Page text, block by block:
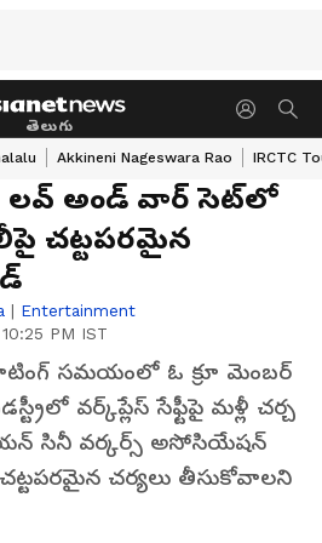
తెలుగు
Akkineni Nageswara Rao IRCTC
లవ్ అండ్ వార్ సెట్‌లో
చట్టపరమైన
| Entertainment
PM IST
సమయంలో ఓ క్రూ మెంబర్
వర్క్‌ప్లేస్ సేఫ్టీపై మళ్లీ చర్చ
సినీ వర్కర్స్ అసోసియేషన్
చర్యలు తీసుకోవాలని